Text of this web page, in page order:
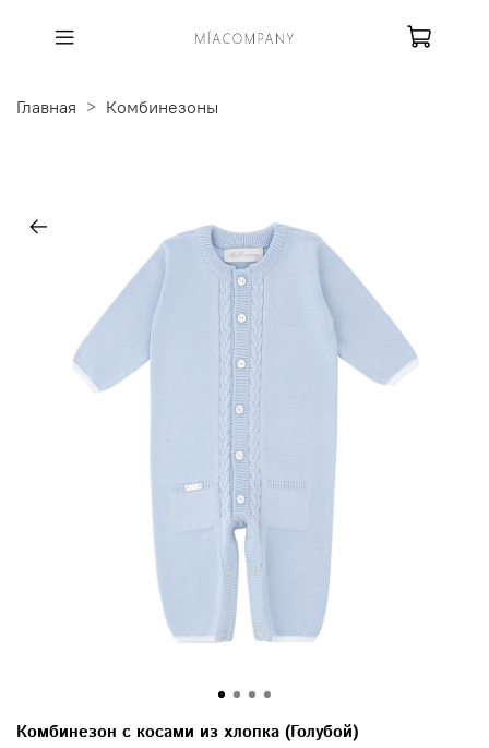
Главная Комбинезоны
Комбинезон с косами из хлопка (Голубой)